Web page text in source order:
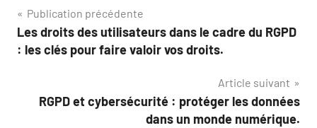
Navigation
de
Publication précédente
Les droits des utilisateurs dans le cadre du RGPD
: les clés pour faire valoir vos droits.
Article suivant
RGPD et cybersécurité : protéger les données
dans un monde numérique.